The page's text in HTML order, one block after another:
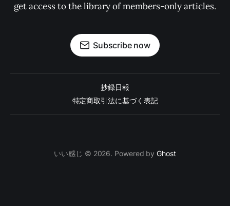
get access to the library of members-only articles.
Subscribe now
抄録日報
特定商取引法に基づく表記
いい感じ © 2026. Powered byGhost